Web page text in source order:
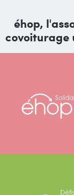
éhop,
covoiturage